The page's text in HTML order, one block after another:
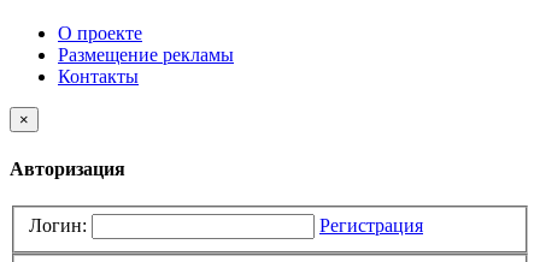
О проекте
Размещение рекламы
Контакты
×
Авторизация
Логин: Регистрация